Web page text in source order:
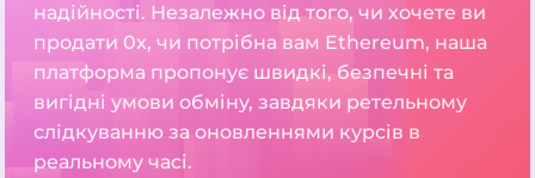
надійності. Незалежно від того, чи хочете ви
продати 0x, чи потрібна вам Ethereum, наша
платформа пропонує швидкі, безпечні та
вигідні умови обміну, завдяки ретельному
слідкуванню за оновленнями курсів в
реальному часі.